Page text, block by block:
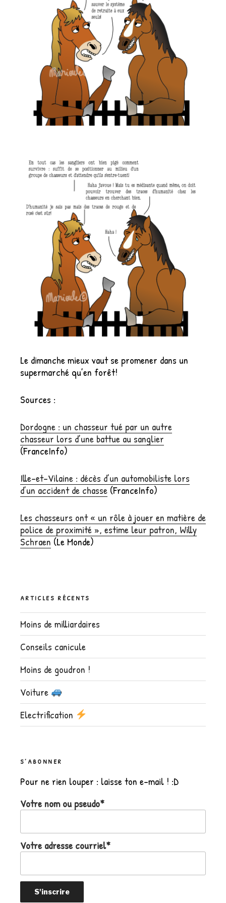
Le dimanche mieux vaut se promener dans un
supermarché qu’en forêt!
Sources :
Dordogne : un chasseur tué par un autre
chasseur lors d’une battue au sanglier
(FranceInfo)
Ille-et-Vilaine : décès d’un automobiliste lors
d’un accident de chasse (FranceInfo)
Les chasseurs ont « un rôle à jouer en matière de
police de proximité », estime leur patron, Willy
Schraen (Le Monde)
ARTICLES RÉCENTS
Moins de milliardaires
Conseils canicule
Moins de goudron !
Voiture
Electrification
S’ABONNER
Pour ne rien louper : laisse ton e-mail ! :D
Votre nom ou pseudo*
Votre adresse courriel*